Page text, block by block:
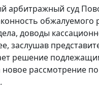
арбитражный суд
обжалуемого
доводы
заслушав
решение
новое рассмотрение